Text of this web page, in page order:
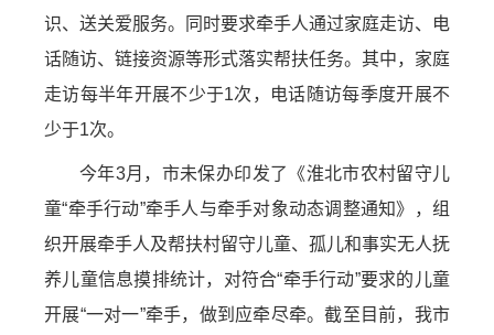
识、送关爱服务。同时要求牵手人通过家庭走访、电
话随访、链接资源等形式落实帮扶任务。其中，家庭
走访每半年开展不少于1次，电话随访每季度开展不
少于1次。
今年3月，市未保办印发了《淮北市农村留守儿
童“牵手行动”牵手人与牵手对象动态调整通知》，组
织开展牵手人及帮扶村留守儿童、孤儿和事实无人抚
养儿童信息摸排统计，对符合“牵手行动”要求的儿童
开展“一对一”牵手，做到应牵尽牵。截至目前，我市